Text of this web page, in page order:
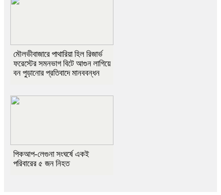
মৌলভীবাজারে পাথারিয়া হিল রিজার্ভ
ফরেস্টের সমনভাগ বিটে আগুন লাগিয়ে
বন পুড়ানোর প্রতিবাদে মানববন্ধন
পিকআপ-লেগুনা সংঘর্ষে একই
পরিবারের ৫ জন নিহত